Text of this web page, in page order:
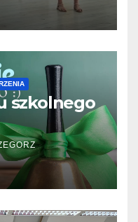
szkolnego